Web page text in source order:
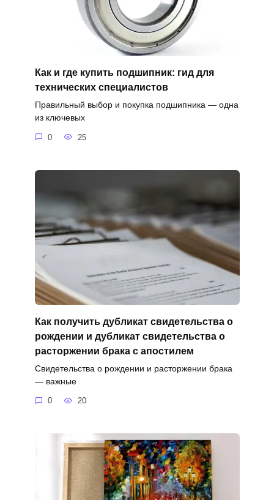
Как и где купить подшипник: гид для
технических специалистов
Правильный выбор и покупка подшипника — одна
из ключевых
0 25
Как получить дубликат свидетельства о
рождении и дубликат свидетельства о
расторжении брака с апостилем
Свидетельства о рождении и расторжении брака
— важные
0 20